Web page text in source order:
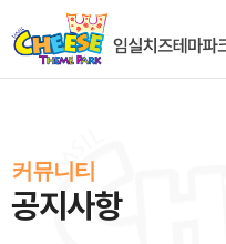
커뮤니티
공지사항